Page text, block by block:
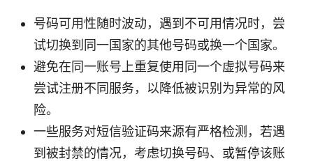
号码可用性随时波动，遇到不可用情况时，尝
试切换到同一国家的其他号码或换一个国家。
避免在同一账号上重复使用同一个虚拟号码来
尝试注册不同服务，以降低被识别为异常的风
险。
一些服务对短信验证码来源有严格检测，若遇
到被封禁的情况，考虑切换号码、或暂停该账